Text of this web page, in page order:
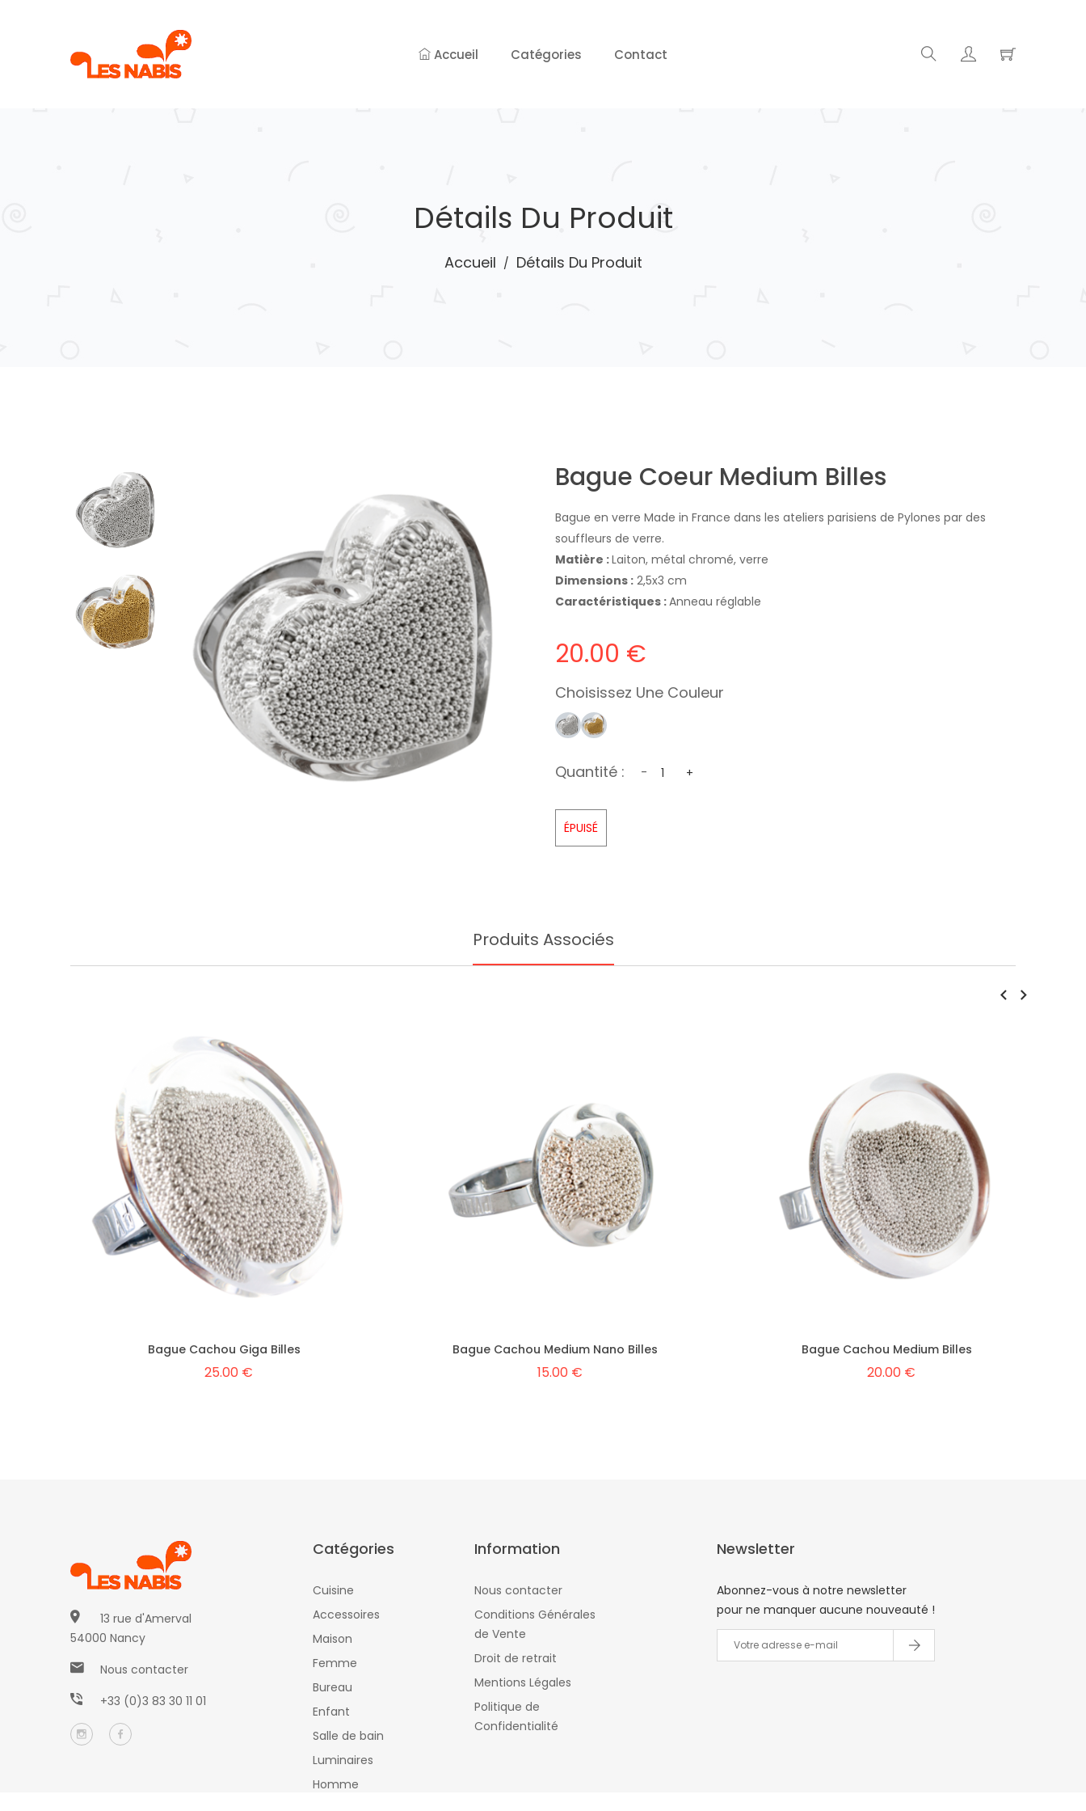
Accueil Catégories Contact
Détails Du Produit
Accueil / Détails Du Produit
Bague Coeur Medium Billes
Bague en verre Made in France dans les ateliers parisiens de Pylones par des
souffleurs de verre.
Matière :Laiton, métal chromé, verre
Dimensions : 2,5x3 cm
Caractéristiques :Anneau réglable
20.00 €
Choisissez Une Couleur
Quantité : - +
ÉPUISÉ
Produits Associés
Bague Cachou Giga Billes
25.00 €
Bague Cachou Medium Nano Billes
15.00 €
Bague Cachou Medium Billes
20.00 €
13 rue d'Amerval
54000 Nancy
Nous contacter
+33 (0)3 83 30 11 01
Catégories
Cuisine
Accessoires
Maison
Femme
Bureau
Enfant
Salle de bain
Luminaires
Homme
Information
Nous contacter
Conditions Générales
de Vente
Droit de retrait
Mentions Légales
Politique de
Confidentialité
Newsletter
Abonnez-vous à notre newsletter
pour ne manquer aucune nouveauté !